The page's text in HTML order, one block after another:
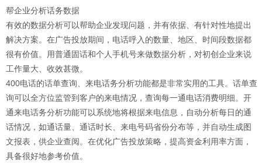
帮企业分析话务数据
有效的数据分析可以帮助企业发现问题，并有依据、有针对性地提出
解决方案。在广告投放期间，电话呼入的数量、地区、时间段数据都
很有价值。用普通固话和个人手机号来做数据分析，对初创企业来说
工作量大、收效甚微。
400电话的话单查询、来电话务分析功能都是非常实用的工具。话单查
询可以全方位监管到客户的来电情况，查询每一通电话消费明细。开
通来电话务分析功能可以系统地将根据来电信息，自动分析每日的通
话情况，如通话量、通话时长、来电号码省份分布等，并自动生成图
文报表，供企业查阅。在优化广告投放策略，提高资金利用率方面，
具备很好地参考价值。